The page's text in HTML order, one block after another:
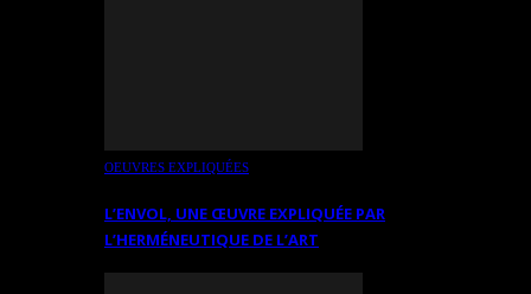
OEUVRES EXPLIQUÉES
L’ENVOL, UNE ŒUVRE EXPLIQUÉE PAR
L’HERMÉNEUTIQUE DE L’ART